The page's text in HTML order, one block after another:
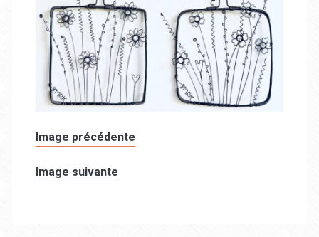
Image précédente
Image suivante